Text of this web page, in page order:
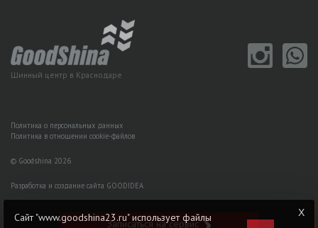
Шинный центр в Краснодаре
Политика о персональных данных
Политика в отношении cookie-файлов
© Goodshina 2026
Разработка и создание сайта GOODIDEA
Записаться на сервис
Сайт "www.goodshina23.ru" использует файлы